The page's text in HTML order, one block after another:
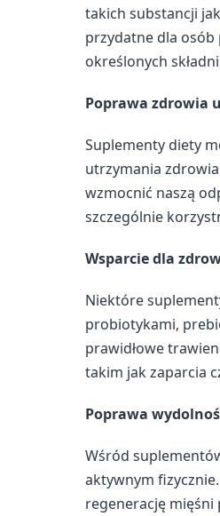
takich substancji
przydatne dla osób
określonych
Poprawa zdrowia
Suplementy diety
utrzymania
wzmocnić naszą
szczególnie
Wsparcie dla
Niektóre
probiotykami,
prawidłowe
takim jak zaparcia
Poprawa
Wśród
aktywnym
regenerację mięśni